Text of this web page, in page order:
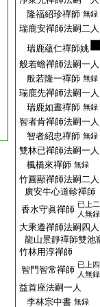
隆福紹珍禪師 無録
瑞鹿安禪師法嗣二人
瑞鹿蘊仁禪師姚
般若蟾禪師法嗣一人
般若隆一禪師 無録
瑞鹿先禪師法嗣一人
瑞鹿如晝禪師 無録
智者肯禪師法嗣一人
智者紹忠禪師 無録
雙林已禪師法嗣一人
楓橋來禪師 無録
竹圓顯禪師法嗣二人
廣安牛心道軫禪師
香水守眞禪師 已上二
人無録
大乘遵禪師法嗣四人
龍山景靜禪師雙池
竹林用淳禪師
智門智常禪師 已上四
人無録
益首座法嗣一人
李林宗中書 無録